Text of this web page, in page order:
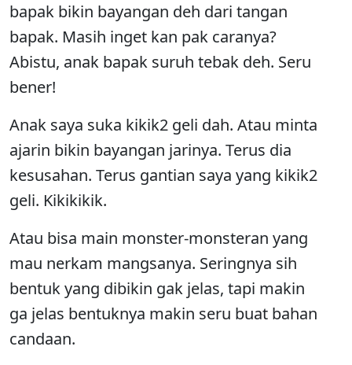
bapak bikin bayangan deh dari tangan
bapak. Masih inget kan pak caranya?
Abistu, anak bapak suruh tebak deh. Seru
bener!
Anak saya suka kikik2 geli dah. Atau minta
ajarin bikin bayangan jarinya. Terus dia
kesusahan. Terus gantian saya yang kikik2
geli. Kikikikik.
Atau bisa main monster-monsteran yang
mau nerkam mangsanya. Seringnya sih
bentuk yang dibikin gak jelas, tapi makin
ga jelas bentuknya makin seru buat bahan
candaan.